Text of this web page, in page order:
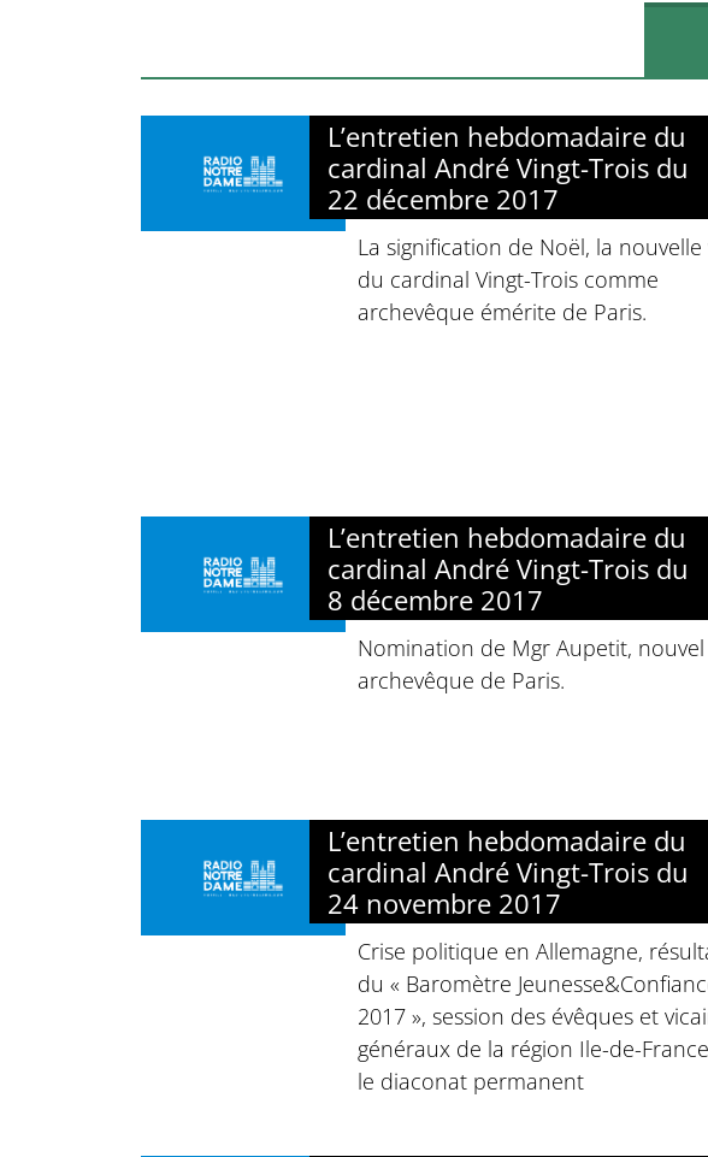
L’entretien hebdomadaire du
cardinal André Vingt-Trois du
22 décembre 2017
La signification de Noël, la nouvelle
du cardinal Vingt-Trois comme
archevêque émérite de Paris.
L’entretien hebdomadaire du
cardinal André Vingt-Trois du
8 décembre 2017
Nomination de Mgr Aupetit, nouvel
archevêque de Paris.
L’entretien hebdomadaire du
cardinal André Vingt-Trois du
24 novembre 2017
Crise politique en Allemagne,
du « Baromètre
2017 », session des évêques et
généraux de la région Ile-de-
le diaconat permanent